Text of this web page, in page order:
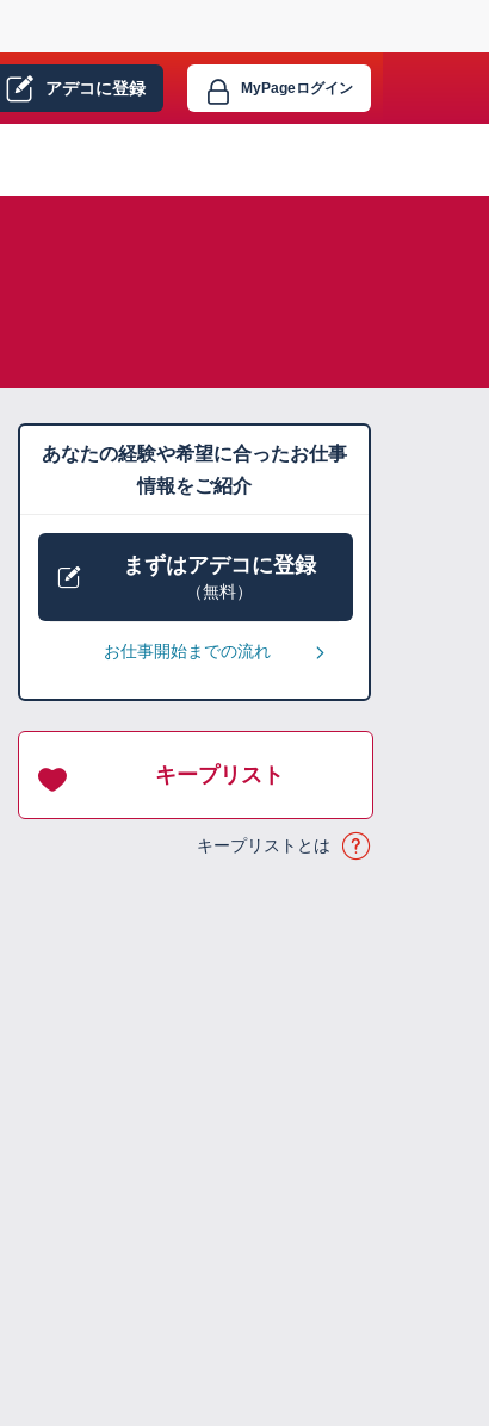
アデコに登録 MyPageログイン
あなたの経験や希望に合ったお仕事
情報をご紹介
まずはアデコに登録
（無料）
お仕事開始までの流れ
キープリスト
キープリストとは